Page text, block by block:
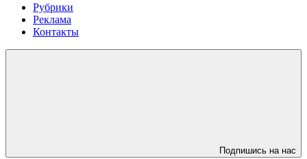
Рубрики
Реклама
Контакты
Подпишись на нас